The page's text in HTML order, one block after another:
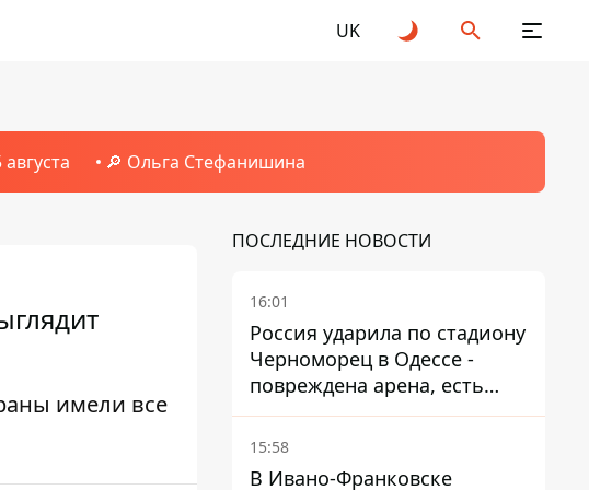
UK
🔎 Ольга Стефанишина
имели все
ПОСЛЕДНИЕ НОВОСТИ
16:01
Россия ударила по стадиону
Черноморец в Одессе -
повреждена арена, есть
пострадавший
15:58
В Ивано-Франковске